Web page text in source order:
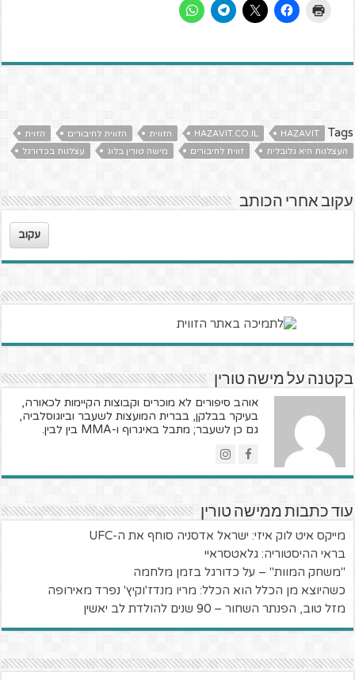
Tags
HAZAVIT
HAZAVIT.CO.IL הזווית הזווית לחיבורים
הזוית
העצלנות היא גלובלית
זווית לחיבורים מישה טורין בלוג עצלנות בכדורגל
עקוב אחרי הכותב
עקוב
בקטנה על מישה טורין
אוהב סיפורים לא מוכרים וקבוצות הקיימות לכאורה,
בעיקר בבלקן, בברית המועצות לשעבר וביוגוסלביה,
גם כן לשעבר; מתבל באיגרוף ו-MMA בין לבין.
עוד כתבות ממישה טורין
מייקס איט לוק איזי: ישראל אדסניה סוחף את ה-UFC
בראי ההיסטוריה: גלאטסראיי
"משחק המוות" – על כדורגל בזמן מלחמה
כשהיוצא מן הכלל הוא הכלל: מריו מנדז'וקיץ' נפרד מאירופה
מזל טוב, הפנתר השחור – 90 שנים להולדת לב יאשין